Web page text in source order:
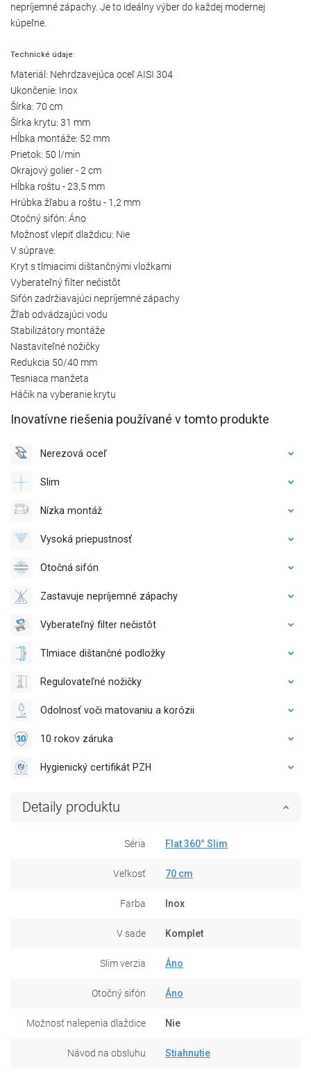
nepríjemné zápachy. Je to ideálny výber do každej modernej
kúpeľne.
Technické údaje:
Materiál: Nehrdzavejúca oceľ AISI 304
Ukončenie: Inox
Šírka: 70 cm
Šírka krytu: 31 mm
Hĺbka montáže: 52 mm
Prietok: 50 l/min
Okrajový golier - 2 cm
Hĺbka roštu - 23,5 mm
Hrúbka žľabu a roštu - 1,2 mm
Otočný sifón: Áno
Možnosť vlepiť dlaždicu: Nie
V súprave:
Kryt s tlmiacimi dištančnými vložkami
Vyberateľný filter nečistôt
Sifón zadržiavajúci nepríjemné zápachy
Žľab odvádzajúci vodu
Stabilizátory montáže
Nastaviteľné nožičky
Redukcia 50/40 mm
Tesniaca manžeta
Háčik na vyberanie krytu
Inovatívne riešenia používané v tomto produkte
Nerezová oceľ
Slim
Nízka montáž
Vysoká priepustnosť
Otočná sifón
Zastavuje nepríjemné zápachy
Vyberateľný filter nečistôt
Tlmiace dištančné podložky
Regulovateľné nožičky
Odolnosť voči matovaniu a korózii
10 rokov záruka
Hygienický certifikát PZH
Detaily produktu
Séria Flat 360° Slim
Veľkosť 70 cm
Farba Inox
V sade Komplet
Slim verzia Áno
Otočný sifón Áno
Možnosť nalepenia dlaždice Nie
Návod na obsluhu Stiahnutie